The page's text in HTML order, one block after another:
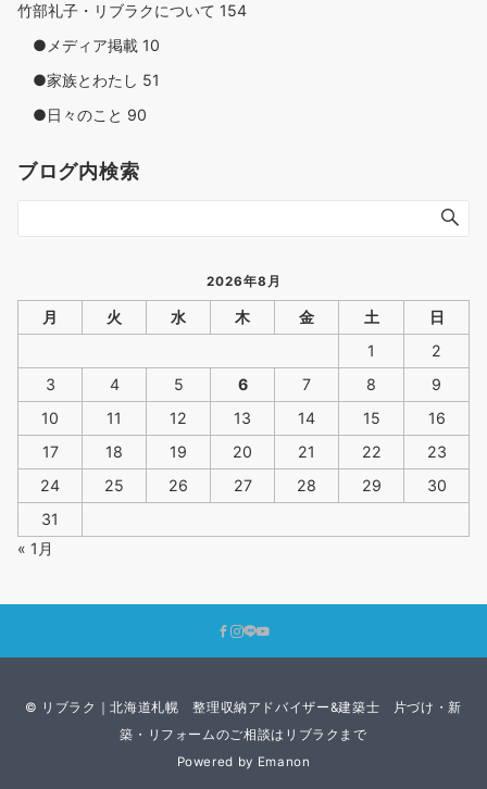
竹部礼子・リブラクについて 154
●メディア掲載 10
●家族とわたし 51
●日々のこと 90
ブログ内検索
2026年8月
月 火 水 木 金 土
日
1
2
3
4 5 6 7 8
9
10
11 12 13 14 15
16
17
18 19 20 21 22
23
24
25 26 27 28 29
30
31
« 1月
© リブラク｜北海道札幌 整理収納アドバイザー&建築士 片づけ・新
築・リフォームのご相談はリブラクまで
Powered by Emanon